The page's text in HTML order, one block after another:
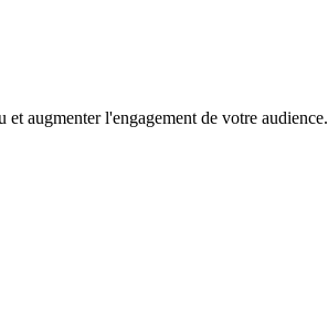
augmenter l'engagement de votre audience.